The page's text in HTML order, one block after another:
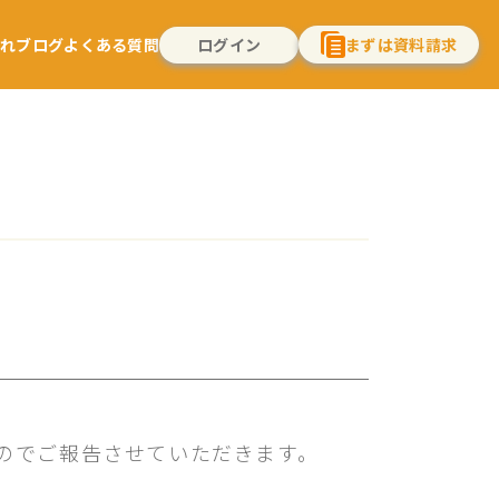
ブログよくある質問 ログイン まずは資料請求
ご報告させていただきます。